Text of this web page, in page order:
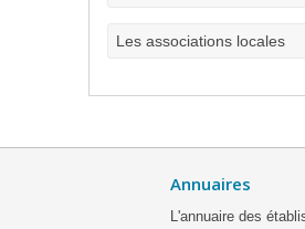
Les associations locales
Annuaires
L'annuaire des